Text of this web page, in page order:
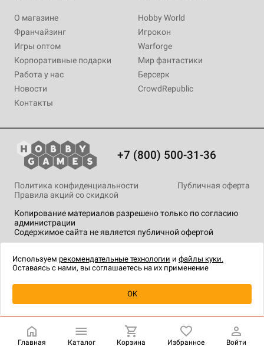
Уведомить о наличии
О магазине
Франчайзинг
Игры оптом
Корпоративные подарки
Работа у нас
Новости
Контакты
Hobby World
Игрокон
Warforge
Мир фантастики
Берсерк
CrowdRepublic
+7 (800) 500-31-36
Копирование материалов разрешено только по согласию
администрации
Содержимое сайта не является публичной офертой
Политика конфиденциальности
Публичная оферта
Правила акций со скидкой
технологии.
Главная Каталог Корзина Избранное Войти
Используем рекомендательные технологии и файлы куки.
Оставаясь с нами, вы соглашаетесь на их применение
OK